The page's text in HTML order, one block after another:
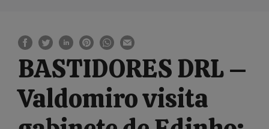
BASTIDORES DRL –
Valdomiro visita